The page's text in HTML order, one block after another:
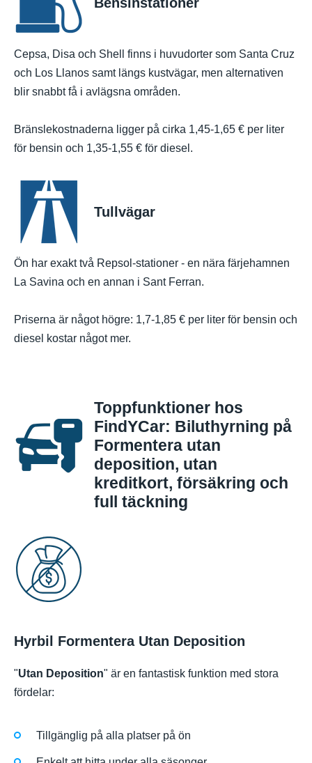
Cepsa, Disa och Shell finns i huvudorter som Santa Cruz
och Los Llanos samt längs kustvägar, men alternativen
blir snabbt få i avlägsna områden.
Bränslekostnaderna ligger på cirka 1,45-1,65 € per liter
för bensin och 1,35-1,55 € för diesel.
Tullvägar
Ön har exakt två Repsol-stationer - en nära färjehamnen
La Savina och en annan i Sant Ferran.
Priserna är något högre: 1,7-1,85 € per liter för bensin och
diesel kostar något mer.
Toppfunktioner hos
FindYCar: Biluthyrning på
Formentera utan
deposition, utan
kreditkort, försäkring och
full täckning
Hyrbil Formentera Utan Deposition
"Utan Deposition" är en fantastisk funktion med stora
fördelar:
Tillgänglig på alla platser på ön